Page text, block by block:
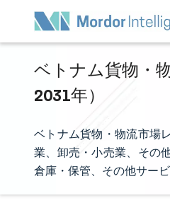
ベトナム貨物・
2031年）
ベトナム貨物・物流市場
業、卸売・小売業、その
倉庫・保管、その他サー